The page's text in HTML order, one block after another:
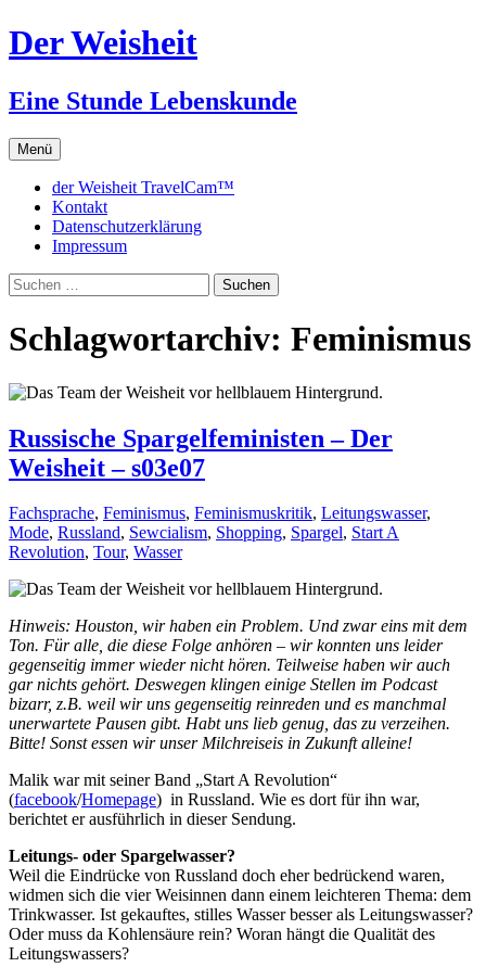
Zum
Inhalt
Der Weisheit
Eine Stunde Lebenskunde
Menü
der Weisheit TravelCam™
Kontakt
Datenschutzerklärung
Impressum
Suchen
nach:
Schlagwortarchiv: Feminismus
Russische Spargelfeministen – Der
Weisheit – s03e07
Fachsprache, Feminismus, Feminismuskritik, Leitungswasser,
Mode, Russland, Sewcialism, Shopping, Spargel, Start A
Revolution, Tour, Wasser
Hinweis: Houston, wir haben ein Problem. Und zwar eins mit dem
Ton. Für alle, die diese Folge anhören – wir konnten uns leider
gegenseitig immer wieder nicht hören. Teilweise haben wir auch
gar nichts gehört. Deswegen klingen einige Stellen im Podcast
bizarr, z.B. weil wir uns gegenseitig reinreden und es manchmal
unerwartete Pausen gibt. Habt uns lieb genug, das zu verzeihen.
Bitte! Sonst essen wir unser Milchreiseis in Zukunft alleine!
Malik war mit seiner Band „Start A Revolution“
(facebook/Homepage) in Russland. Wie es dort für ihn war,
berichtet er ausführlich in dieser Sendung.
Leitungs- oder Spargelwasser?
Weil die Eindrücke von Russland doch eher bedrückend waren,
widmen sich die vier Weisinnen dann einem leichteren Thema: dem
Trinkwasser. Ist gekauftes, stilles Wasser besser als Leitungswasser?
Oder muss da Kohlensäure rein? Woran hängt die Qualität des
Leitungswassers?